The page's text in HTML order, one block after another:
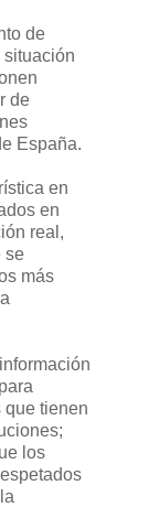
de
situación
de
España.
en
en
real,
se
más
que tienen
los